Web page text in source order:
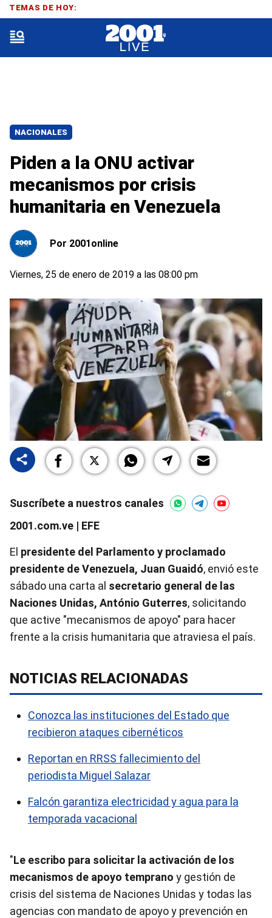
NACIONALES
Piden a la ONU activar
mecanismos por crisis
humanitaria en Venezuela
Por 2001online
Viernes, 25 de enero de 2019 a las 08:00 pm
Suscríbete a nuestros canales
2001.com.ve | EFE
El presidente del Parlamento y proclamado
presidente deVenezuela, Juan Guaidó, envió este
sábado una carta al secretario general de las
Naciones Unidas, António Guterres, solicitando
que active "mecanismos de apoyo" para hacer
frente a la crisis humanitaria que atraviesa el país.
NOTICIAS RELACIONADAS
Conozca las instituciones del Estado que
recibieron ataques cibernéticos
Reportan en RRSS fallecimiento del
periodista Miguel Salazar
Falcón garantiza electricidad y agua para la
temporada vacacional
"Le escribo para solicitar la activación de los
mecanismos de apoyo temprano y gestión de
crisis del sistema de Naciones Unidas y todas las
agencias con mandato de apoyo y prevención en
TEMAS DE HOY: